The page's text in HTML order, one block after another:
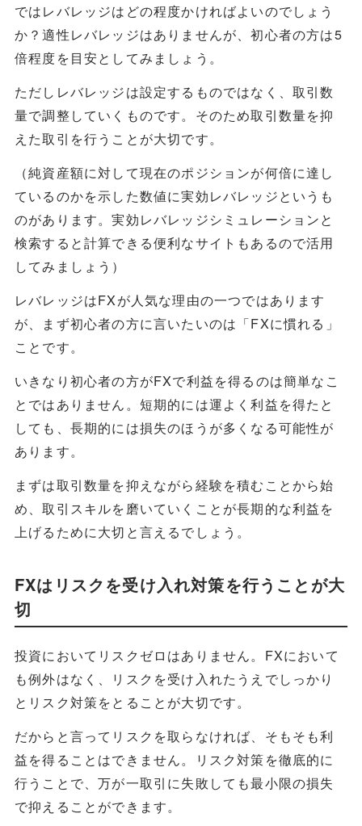
ではレバレッジはどの程度かければよいのでしょう
か？適性レバレッジはありませんが、初心者の方は5
倍程度を目安としてみましょう。
ただしレバレッジは設定するものではなく、取引数
量で調整していくものです。そのため取引数量を抑
えた取引を行うことが大切です。
（純資産額に対して現在のポジションが何倍に達し
ているのかを示した数値に実効レバレッジというも
のがあります。実効レバレッジシミュレーションと
検索すると計算できる便利なサイトもあるので活用
してみましょう）
レバレッジはFXが人気な理由の一つではあります
が、まず初心者の方に言いたいのは「FXに慣れる」
ことです。
いきなり初心者の方がFXで利益を得るのは簡単なこ
とではありません。短期的には運よく利益を得たと
しても、長期的には損失のほうが多くなる可能性が
あります。
まずは取引数量を抑えながら経験を積むことから始
め、取引スキルを磨いていくことが長期的な利益を
上げるために大切と言えるでしょう。
FXはリスクを受け入れ対策を行うことが大
切
投資においてリスクゼロはありません。FXにおいて
も例外はなく、リスクを受け入れたうえでしっかり
とリスク対策をとることが大切です。
だからと言ってリスクを取らなければ、そもそも利
益を得ることはできません。リスク対策を徹底的に
行うことで、万が一取引に失敗しても最小限の損失
で抑えることができます。